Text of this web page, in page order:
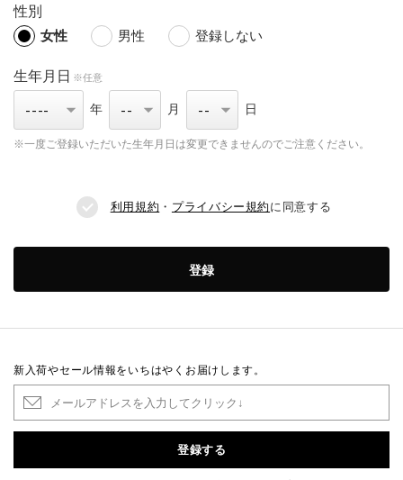
性別
女性 男性 登録しない
生年月日 ※任意
年 月 日
※一度ご登録いただいた生年月日は変更できませんのでご注意ください。
利用規約 ・ プライバシー規約に同意する
登録
新入荷やセール情報をいちはやくお届けします。
登録する